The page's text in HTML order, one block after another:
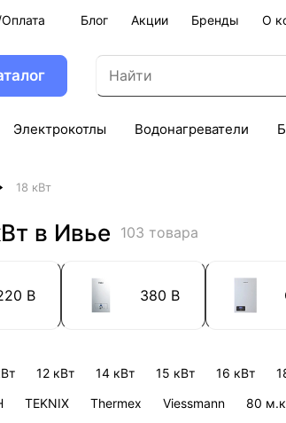
Блог Акции Бренды О
Электрокотлы Водонагреватели
18 кВт
в Ивье 103 товара
В 380 В
12 кВт 14 кВт 15 кВт 16 кВт
TEKNIX Thermex Viessmann 80